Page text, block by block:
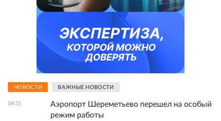
НОВОСТИ ВАЖНЫЕ НОВОСТИ
04:31
Аэропорт Шереметьево перешел на особый
режим работы